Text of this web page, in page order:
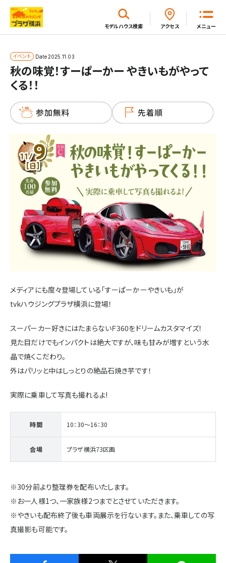
メニュー
モデルハウス検索 アクセス
イベント Date2025.11.03
秋の味覚！すーぱーかー やきいもがやって
くる！！
メディアにも度々登場している「すーぱーかーやきいも」が
tvkハウジングプラザ横浜に登場！
スーパーカー好きにはたまらないＦ360をドリームカスタマイズ！
見た目だけでもインパクトは絶大ですが、味も甘みが増すという水
晶で焼くこだわり。
外はパリッと中はしっとりの絶品石焼き芋です！
実際に乗車して写真も撮れるよ!
時間 10：30～16：30
会場 プラザ横浜73区画
※30分前より整理券を配布いたします。
※お一人様1つ、一家族様2つまでとさせていただきます。
※やきいも配布終了後も車両展示を行ないます。また、乗車しての写
真撮影も可能です。
閉じる
ホーム
イベント・セミナー・キャンペーン一覧
新着情報一覧
施設・サービス
住宅展示場出展に関するご案内
House Maker
社 55棟
モデルハウス一覧へ